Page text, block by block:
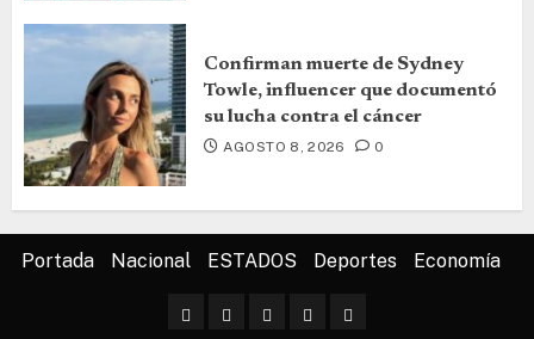
Confirman muerte de Sydney
Towle, influencer que documentó
su lucha contra el cáncer
AGOSTO 8, 2026 0
Portada Nacional ESTADOS Deportes Economía